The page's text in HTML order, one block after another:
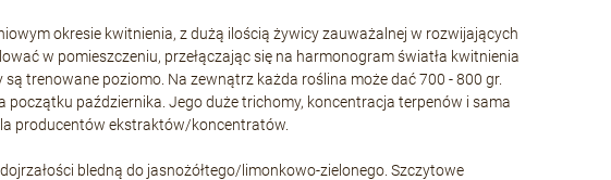
okresie kwitnienia, z dużą ilością żywicy zauważalnej w rozwijających
w pomieszczeniu, przełączając się na harmonogram światła kwitnienia
trenowane poziomo. Na zewnątrz każda roślina może dać 700 - 800 gr.
początku października. Jego duże trichomy, koncentracja terpenów i sama
producentów ekstraktów/koncentratów.
bledną do jasnożółtego/limonkowo-zielonego. Szczytowe